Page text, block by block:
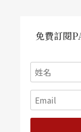
免費訂閱